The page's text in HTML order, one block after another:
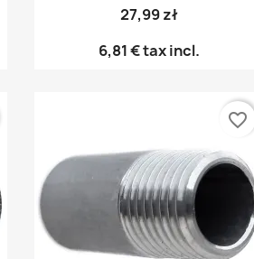
27,99 zł
6,81 €tax incl.
favorite_border